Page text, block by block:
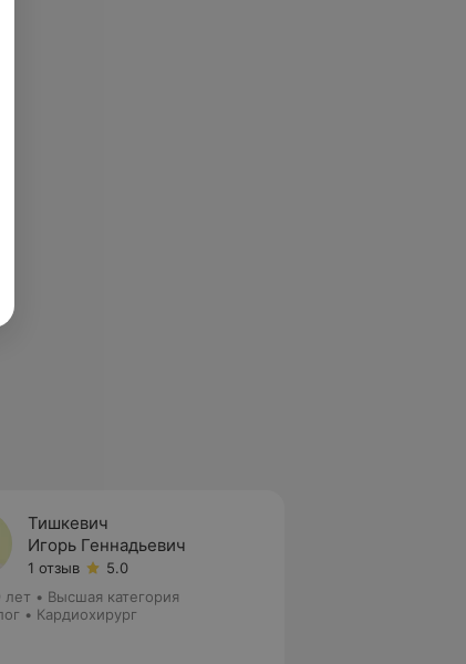
Тишкевич
Игорь Геннадьевич
1 отзыв
5.0
лет • Высшая категория
• Кардиохирург